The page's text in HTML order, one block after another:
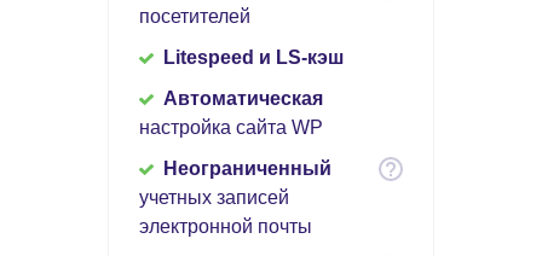
посетителей
Litespeed и LS-кэш
Автоматическая
настройка сайта WP
Неограниченный
учетных записей
электронной почты